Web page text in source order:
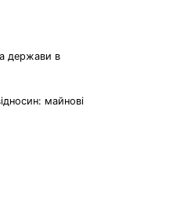
держави в
майнові